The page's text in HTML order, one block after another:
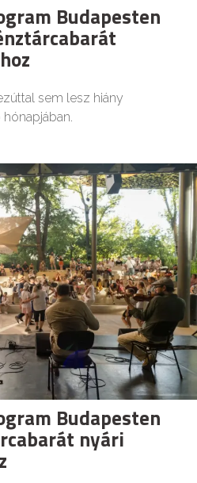
Budapesten
sem lesz hiány
Budapesten
nyári